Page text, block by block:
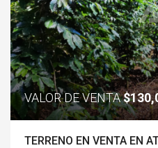
VALOR DE VENTA
TERRENO EN VENTA EN